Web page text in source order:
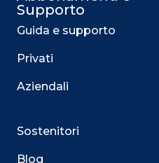
Supporto
Guida e supporto
Privati
Aziendali
Sostenitori
Blog